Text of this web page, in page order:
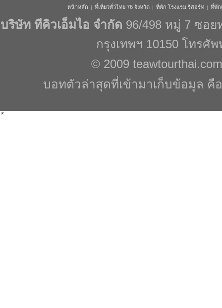
หน้าหลัก | ที่เที่ยวทั่วไทย 76 จังหวัด | ที่พัก โรงแรม รีสอร์ท | ที่พัก
บริษัท ทีคิวเอ็มไอ จำกัด 96/498 หมู่ 7 ซอ
กรุงเทพฯ 10150 โทรศั
© 2009 teawtourthai.com
บอทตัวล่าสุดที่เข้ามาเก็บข้อมูล คือ